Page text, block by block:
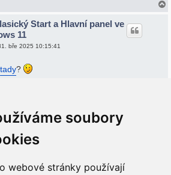
soubory
webové stránky používají
Start a Hlavní panel ve
11
bře 2025 10:15:41
tady?
Start a Hlavní panel ve
11
bře 2025 11:21:45